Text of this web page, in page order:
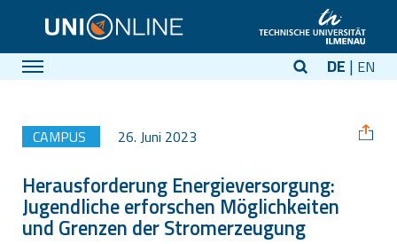
DE EN
CAMPUS 26. Juni 2023
Herausforderung Energieversorgung:
Jugendliche erforschen Möglichkeiten
und Grenzen der Stromerzeugung